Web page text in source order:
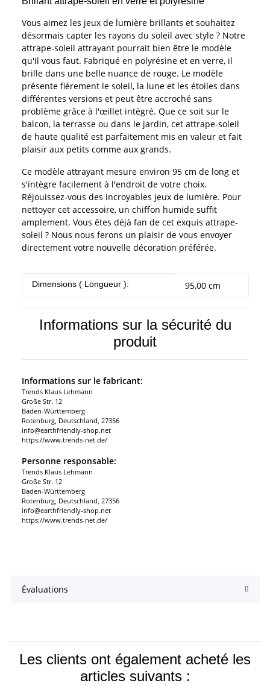
Vous aimez les jeux de lumière brillants et souhaitez
désormais capter les rayons du soleil avec style ? Notre
attrape-soleil attrayant pourrait bien être le modèle
qu'il vous faut. Fabriqué en polyrésine et en verre, il
brille dans une belle nuance de rouge. Le modèle
présente fièrement le soleil, la lune et les étoiles dans
différentes versions et peut être accroché sans
problème grâce à l'œillet intégré. Que ce soit sur le
balcon, la terrasse ou dans le jardin, cet attrape-soleil
de haute qualité est parfaitement mis en valeur et fait
plaisir aux petits comme aux grands.
Ce modèle attrayant mesure environ 95 cm de long et
s'intègre facilement à l'endroit de votre choix.
Réjouissez-vous des incroyables jeux de lumière. Pour
nettoyer cet accessoire, un chiffon humide suffit
amplement. Vous êtes déjà fan de cet exquis attrape-
soleil ? Nous nous ferons un plaisir de vous envoyer
directement votre nouvelle décoration préférée.
#productDetails.itemInformation#
#productDetails.itemValue#
Dimensions ( Longueur ): 95,00 cm
Informations sur la sécurité du
produit
Informations sur le fabricant:
Trends Klaus Lehmann
Große Str. 12
Baden-Württemberg
Rotenburg, Deutschland, 27356
info@earthfriendly-shop.net
https://www.trends-net.de/
Personne responsable:
Trends Klaus Lehmann
Große Str. 12
Baden-Württemberg
Rotenburg, Deutschland, 27356
info@earthfriendly-shop.net
https://www.trends-net.de/
Évaluations
Les clients ont également acheté les
articles suivants :